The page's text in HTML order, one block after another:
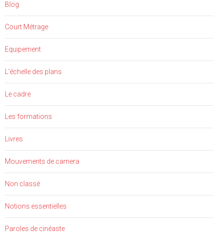
Blog
Court Métrage
Equipement
L'échelle des plans
Le cadre
Les formations
Livres
Mouvements de camera
Non classé
Notions essentielles
Paroles de cinéaste